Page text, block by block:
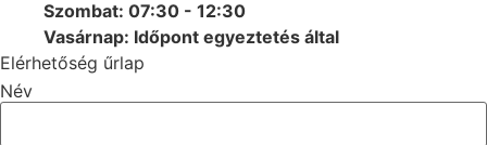
Szombat: 07:30 - 12:30
Vasárnap: Időpont egyeztetés által
Elérhetőség űrlap
Név